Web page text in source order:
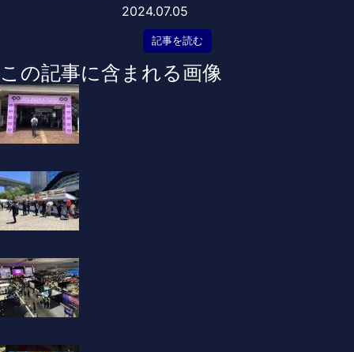
2024.07.05
記事を読む
この記事に含まれる画像